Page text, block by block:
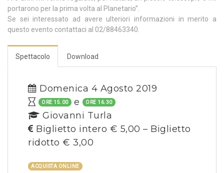
portarono per la prima volta al Planetario”.
Se sei interessato ad avere ulteriori informazioni in merito a
questo evento contattaci al 02/88463340.
Spettacolo Download
Domenica 4 Agosto 2019
ORE 15.00 e ORE 16.30
Giovanni Turla
Biglietto intero € 5,00 – Biglietto
ridotto € 3,00
ACQUISTA ONLINE